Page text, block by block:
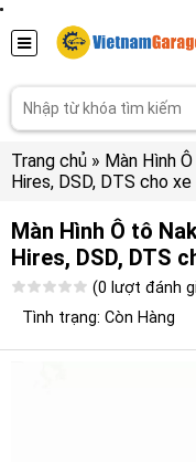
Trang chủ » Màn Hình
Hires, DSD, DTS cho
Màn Hình Ô tô
Hires, DSD, DTS
(0 lượt đánh
Tình trạng: Còn Hàng